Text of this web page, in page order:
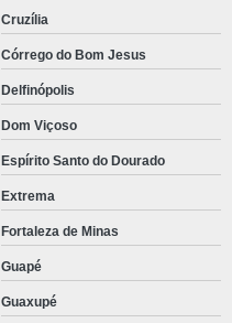
Cruzília
Córrego do Bom Jesus
Delfinópolis
Dom Viçoso
Espírito Santo do Dourado
Extrema
Fortaleza de Minas
Guapé
Guaxupé